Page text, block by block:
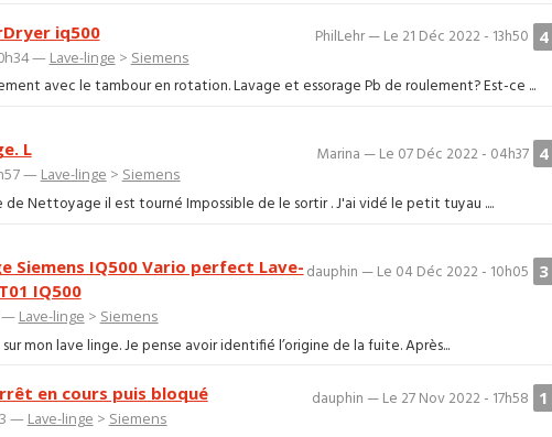
4
PhilLehr — Le 21 Déc 2022 - 13h50
iq500
— Lave-linge > Siemens
avec le tambour en rotation. Lavage et essorage Pb de roulement? Est-ce ...
4
Marina — Le 07 Déc 2022 - 04h37
L
— Lave-linge > Siemens
de Nettoyage il est tourné Impossible de le sortir . J'ai vidé le petit tuyau ....
3
dauphin — Le 04 Déc 2022 - 10h05
Siemens IQ500 Vario perfect Lave-
IQ500
— Lave-linge > Siemens
mon lave linge. Je pense avoir identifié l’origine de la fuite. Après...
1
dauphin — Le 27 Nov 2022 - 17h58
en cours puis bloqué
— Lave-linge > Siemens